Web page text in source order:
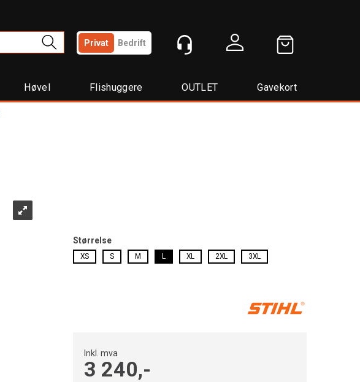
Privat Bedrift
Høvel Flishuggere OUTLET Gavekort
Størrelse
XS S M L XL 2XL 3XL
Inkl. mva
3 240,-